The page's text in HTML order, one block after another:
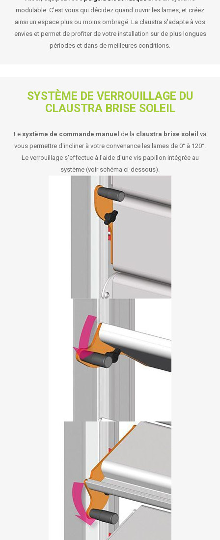
modulable. C'est vous qui décidez quand ouvrir les lames, et créez
ainsi un espace plus ou moins ombragé. La claustra s'adapte à vos
envies et permet de profiter de votre installation sur de plus longues
périodes et dans de meilleures conditions.
SYSTÈME DE VERROUILLAGE DU
CLAUSTRA BRISE SOLEIL
Le système de commande manuel de la claustra brise soleil va
vous permettre d'incliner à votre convenance les lames de 0° à 120°.
Le verrouillage s'effectue à l'aide d'une vis papillon intégrée au
système (voir schéma ci-dessous).